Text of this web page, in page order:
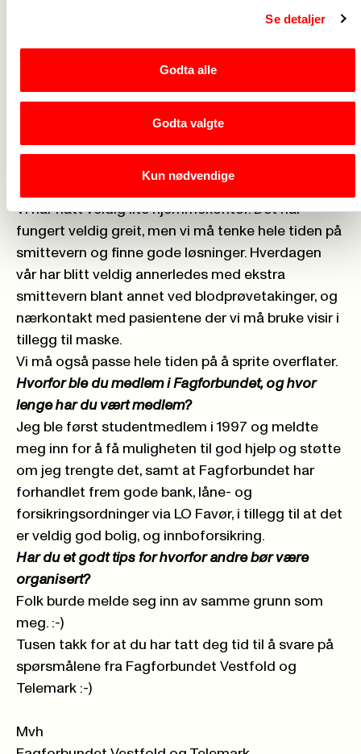
Se detaljer
Godta alle
Godta valgte
Kun nødvendige
Nedenfor ser du link til veien mot å bli autorisert
helsesekretær.
https://utdanning.no/yrker/beskrivelse/
https://utdanning.no/studiebeskrivelse/
Vi har hatt veldig lite hjemmekontor. Det har
fungert veldig greit, men vi må tenke hele tiden på
smittevern og finne gode løsninger. Hverdagen
vår har blitt veldig annerledes med ekstra
smittevern blant annet ved blodprøvetakinger, og
nærkontakt med pasientene der vi må bruke visir i
tillegg til maske.
Vi må også passe hele tiden på å sprite overflater.
Hvorfor ble du medlem i Fagforbundet, og hvor
lenge har du vært medlem?
Jeg ble først studentmedlem i 1997 og meldte
meg inn for å få muligheten til god hjelp og støtte
om jeg trengte det, samt at Fagforbundet har
forhandlet frem gode bank, låne- og
forsikringsordninger via LO Favør, i tillegg til at det
er veldig god bolig, og innboforsikring.
Har du et godt tips for hvorfor andre bør være
organisert?
Folk burde melde seg inn av samme grunn som
meg. :-)
Tusen takk for at du har tatt deg tid til å svare på
spørsmålene fra Fagforbundet Vestfold og
Telemark :-)
Mvh